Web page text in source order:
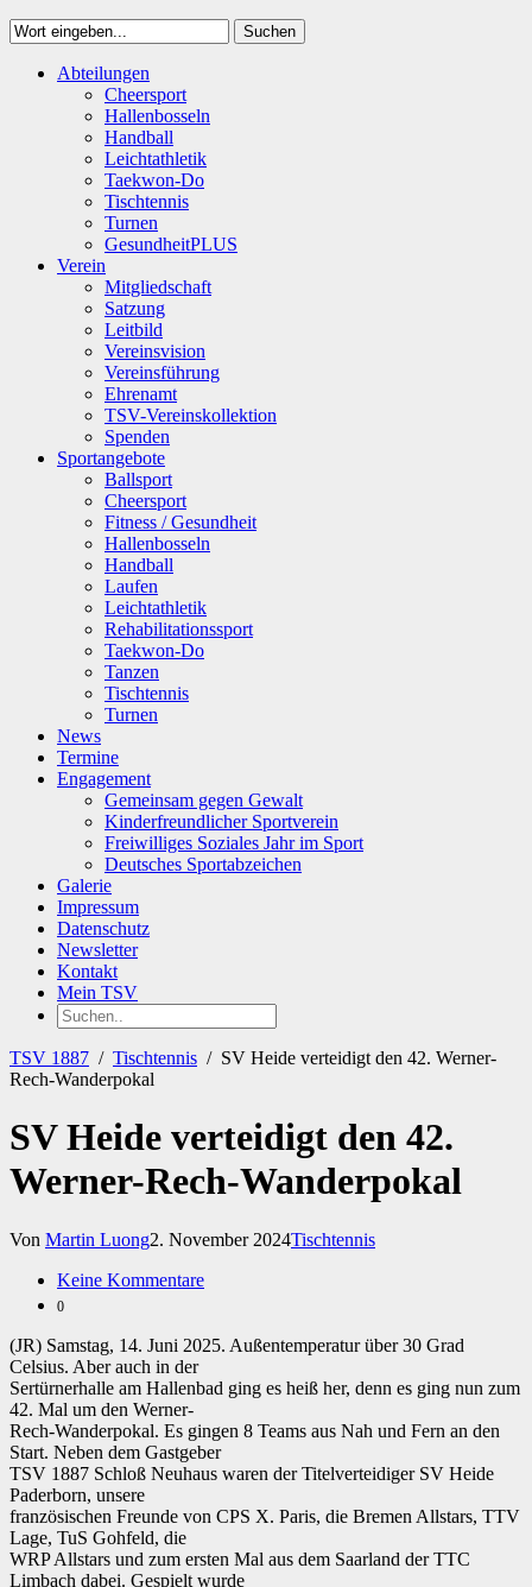
Suchen
SuchenAbteilungen
Cheersport
Hallenbosseln
Handball
Leichtathletik
Taekwon-Do
Tischtennis
Turnen
GesundheitPLUS
Verein
Mitgliedschaft
Satzung
Leitbild
Vereinsvision
Vereinsführung
Ehrenamt
TSV-Vereinskollektion
Spenden
Sportangebote
Ballsport
Cheersport
Fitness / Gesundheit
Hallenbosseln
Handball
Laufen
Leichtathletik
Rehabilitationssport
Taekwon-Do
Tanzen
Tischtennis
Turnen
News
Termine
Engagement
Gemeinsam gegen Gewalt
Kinderfreundlicher Sportverein
Freiwilliges Soziales Jahr im Sport
Deutsches Sportabzeichen
Galerie
Impressum
Datenschutz
Newsletter
Kontakt
Mein TSV
TSV 1887 / Tischtennis / SV Heide verteidigt den 42. Werner-
Rech-Wanderpokal
SV Heide verteidigt den 42.
Werner-Rech-Wanderpokal
Von Martin Luong2. November 2024Tischtennis
Keine Kommentare
0
(JR) Samstag, 14. Juni 2025. Außentemperatur über 30 Grad
Celsius. Aber auch in der
Sertürnerhalle am Hallenbad ging es heiß her, denn es ging nun zum
42. Mal um den Werner-
Rech-Wanderpokal. Es gingen 8 Teams aus Nah und Fern an den
Start. Neben dem Gastgeber
TSV 1887 Schloß Neuhaus waren der Titelverteidiger SV Heide
Paderborn, unsere
französischen Freunde von CPS X. Paris, die Bremen Allstars, TTV
Lage, TuS Gohfeld, die
WRP Allstars und zum ersten Mal aus dem Saarland der TTC
Limbach dabei. Gespielt wurde